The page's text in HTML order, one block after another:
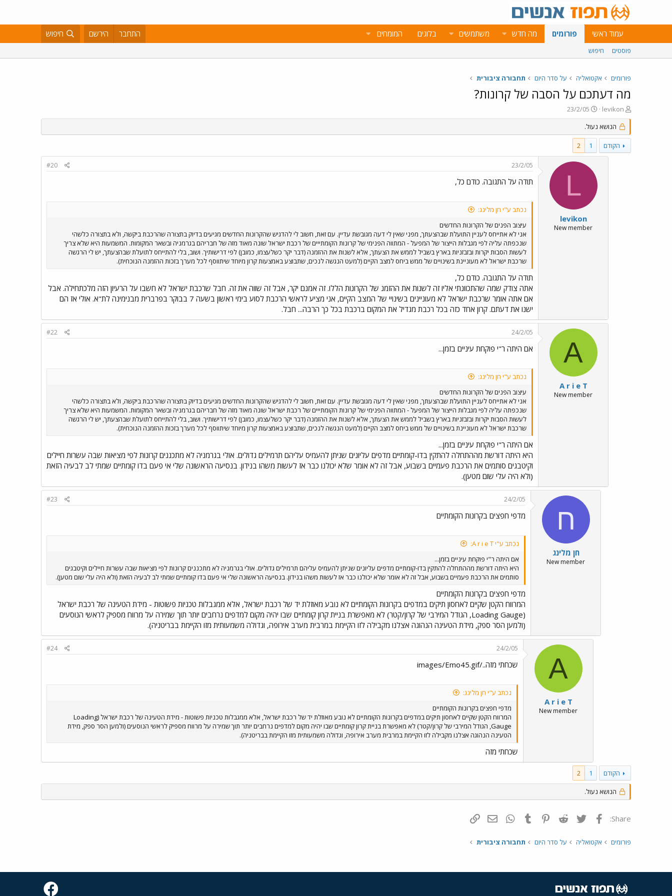
עמוד ראשי פורומים מה חדש משתמשים בלוגים המומחים התחבר הירשם חיפוש
פוסטים חיפוש
פורומים אקטואליה על סדר היום תחבורה ציבורית
מה דעתכם על הסבה של קרונות?
פ
ו
ת
ח
ה
נ
levikon
פ
ו
ר
ס
ם
ב
23/2/05
הנושא נעול.
הקודם 1
2
L
levikon
New member
23/2/05
#20
תודה על התגובה. כודם כל,
נכתב ע"י חן מלינג:
עיצוב הפנים של הקרונות החדשים
אני לא אתייחס לעניין התועלת שבהצעתך, מפני שאין לי דעה מגובשת עדיין. עם זאת, חשוב לי להדגיש שהקרונות החדשים מגיעים בדיוק בתצורה שהרכבת ביקשה, ולא בתצורה כלשהי
שנכפתה עליה לפי מגבלות הייצור של המפעל - המתווה הפנימי של קרונות הקומתייים של רכבת ישראל שונה מאוד מזה של חבריהם בגרמניה ובשאר המקומות. המשמעות היא שלא צריך
לעשות הסבות יקרות ובזבזניות בארץ בשביל לממש את הצעתך, אלא לשנות את ההזמנה (דבר יקר כשלעצמו, כמובן) לפי דרישותיך. ושוב, בלי להתייחס לתועלת שבהצעתך, יש לי הרגשה
שרכבת ישראל לא מעוניינת בשינויים של ממש ביחס למצב הקיים (למעט הנגשה לנכים, שתבוצע באמצעות קרון מיוחד שיתווסף לכל מערך בזכות ההזמנה הנוכחית).
תודה על התגובה. כודם כל,
אתה צודק שמה שהתכוונתי אליו זה לשנות את ההזמנ של הקרונות הללו. זה אמנם יקר, אבל זה שווה את זה. חבל שרכבת ישראל לא חשבו על הרעיון הזה מלכתחילה. אבל
אם אתה אומר שרכבת ישראל לא מעוניינים בשינויי של המצב הקיים, אני מציע לראשי הרכבת לסוע בימי ראשון בשעה 7 בבוקר בפרברית מבנימינה לת"א. אולי אז הם
ישנו את דעתם. קרון אחד כזה בכל רכבת מגדיל את המקום ברכבת בכל כך הרבה... חבל.
A
A r i e T
New member
24/2/05
#22
אם היתה ר"י פוקחת עיניים בזמן...
נכתב ע"י חן מלינג:
עיצוב הפנים של הקרונות החדשים
אני לא אתייחס לעניין התועלת שבהצעתך, מפני שאין לי דעה מגובשת עדיין. עם זאת, חשוב לי להדגיש שהקרונות החדשים מגיעים בדיוק בתצורה שהרכבת ביקשה, ולא בתצורה כלשהי
שנכפתה עליה לפי מגבלות הייצור של המפעל - המתווה הפנימי של קרונות הקומתייים של רכבת ישראל שונה מאוד מזה של חבריהם בגרמניה ובשאר המקומות. המשמעות היא שלא צריך
לעשות הסבות יקרות ובזבזניות בארץ בשביל לממש את הצעתך, אלא לשנות את ההזמנה (דבר יקר כשלעצמו, כמובן) לפי דרישותיך. ושוב, בלי להתייחס לתועלת שבהצעתך, יש לי הרגשה
שרכבת ישראל לא מעוניינת בשינויים של ממש ביחס למצב הקיים (למעט הנגשה לנכים, שתבוצע באמצעות קרון מיוחד שיתווסף לכל מערך בזכות ההזמנה הנוכחית).
אם היתה ר"י פוקחת עיניים בזמן...
היא היתה דורשת מההתחלה להתקין בדו-קומתיים מדפים עליונים שניתן להעמיס עליהם תרמילים גדולים. אולי בגרמניה לא מתכננים קרונות לפי מציאות שבה עשרות חיילים
וקיטבגים סותמים את הרכבת פעמיים בשבוע, אבל זה לא אומר שלא יכולנו כבר אז לעשות משהו בנידון. בנסיעה הראשונה שלי אי פעם בדו קומתיים שמתי לב לבעיה הזאת
(ולא היה עלי שום מטען).
ח
חן מלינג
New member
24/2/05
#23
מדפי חפצים בקרונות הקומתיים
נכתב ע"י A r i e T:
אם היתה ר"י פוקחת עיניים בזמן...
היא היתה דורשת מההתחלה להתקין בדו-קומתיים מדפים עליונים שניתן להעמיס עליהם תרמילים גדולים. אולי בגרמניה לא מתכננים קרונות לפי מציאות שבה עשרות חיילים וקיטבגים
סותמים את הרכבת פעמיים בשבוע, אבל זה לא אומר שלא יכולנו כבר אז לעשות משהו בנידון. בנסיעה הראשונה שלי אי פעם בדו קומתיים שמתי לב לבעיה הזאת (ולא היה עלי שום מטען).
מדפי חפצים בקרונות הקומתיים
המרווח הקטן שקיים לאחסון תיקים במדפים בקרונות הקומתיים לא נובע מאוזלת יד של רכבת ישראל, אלא ממגבלות טכניות פשוטות - מידת הטעינה של רכבת ישראל
(Loading Gauge, הגודל המירבי של קרון/קטר) לא מאפשרת בניית קרון קומתיים שבו יהיה מקום למדפים נרחבים יותר תוך שמירה על מרווח מספיק לראשי הנוסעים
(ולמען הסר ספק, מידת הטעינה הנהוגה אצלנו מקבילה לזו הקיימת במרבית מערב אירופה, וגדולה משמעותית מזו הקיימת בבריטניה).
A
A r i e T
New member
24/2/05
#24
שכחתי מזה../images/Emo45.gif
נכתב ע"י חן מלינג:
מדפי חפצים בקרונות הקומתיים
המרווח הקטן שקיים לאחסון תיקים במדפים בקרונות הקומתיים לא נובע מאוזלת יד של רכבת ישראל, אלא ממגבלות טכניות פשוטות - מידת הטעינה של רכבת ישראל (Loading
Gauge, הגודל המירבי של קרון/קטר) לא מאפשרת בניית קרון קומתיים שבו יהיה מקום למדפים נרחבים יותר תוך שמירה על מרווח מספיק לראשי הנוסעים (ולמען הסר ספק, מידת
הטעינה הנהוגה אצלנו מקבילה לזו הקיימת במרבית מערב אירופה, וגדולה משמעותית מזו הקיימת בבריטניה).
שכחתי מזה
הקודם 1
2
הנושא נעול.
Share: פייסבוק Twitter
Reddit
Pinterest
Tumblr
WhatsAppדואר אלקטרוני
פורומים אקטואליה על סדר היום תחבורה ציבורית